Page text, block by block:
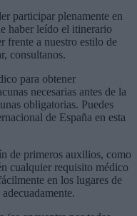
participar plenamente en
haber leído el itinerario
frente a nuestro estilo de
consultanos.
para obtener
necesarias antes de la
obligatorias. Puedes
de España en esta
de primeros auxilios, como
cualquier requisito médico
en los lugares de